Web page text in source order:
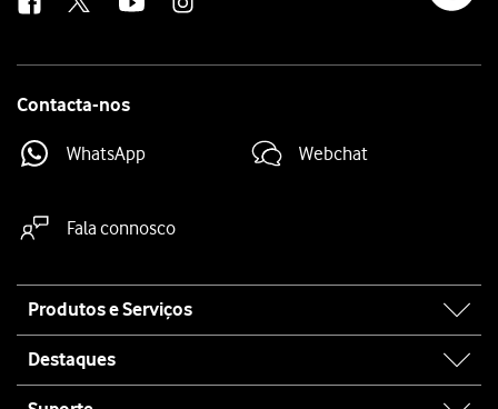
Contacta-nos
WhatsApp Webchat
Fala connosco
map
Produtos e Serviços
Destaques